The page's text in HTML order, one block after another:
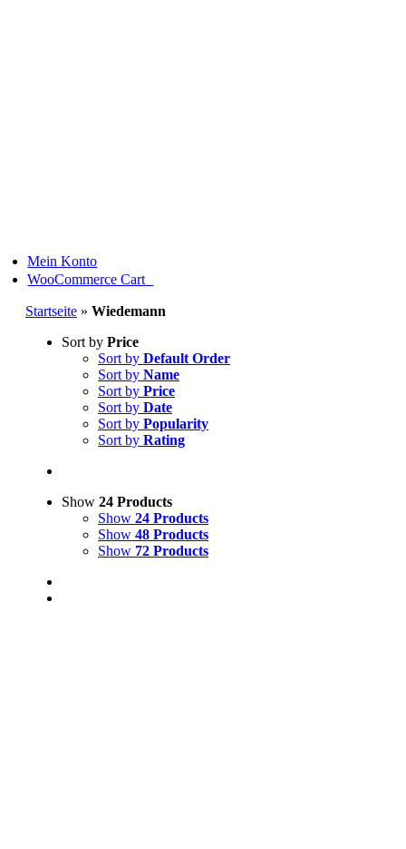
Mein Konto
WooCommerce Cart0
Startseite » Wiedemann
Sort by Price
Sort by Default Order
Sort by Name
Sort by Price
Sort by Date
Sort by Popularity
Sort by Rating
Show 24 Products
Show 24 Products
Show 48 Products
Show 72 Products